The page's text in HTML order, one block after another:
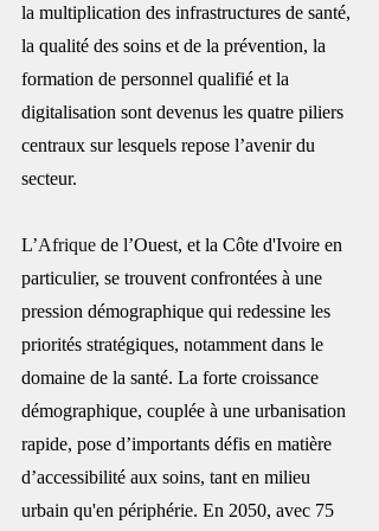
la multiplication des infrastructures de santé,
la qualité des soins et de la prévention, la
formation de personnel qualifié et la
digitalisation sont devenus les quatre piliers
centraux sur lesquels repose l’avenir du
secteur.
L’Afrique de l’Ouest, et la Côte d'Ivoire en
particulier, se trouvent confrontées à une
pression démographique qui redessine les
priorités stratégiques, notamment dans le
domaine de la santé. La forte croissance
démographique, couplée à une urbanisation
rapide, pose d’importants défis en matière
d’accessibilité aux soins, tant en milieu
urbain qu'en périphérie. En 2050, avec 75